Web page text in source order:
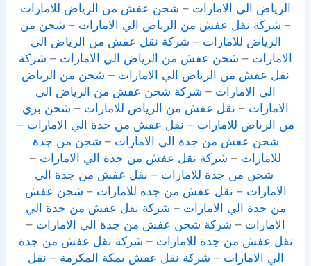
الرياض الي الامارات – شحن عفش من الرياض للامارات
– شركة نقل عفش من الرياض الي الامارات – شحن من
الرياض للامارات – شركة نقل عفش من الرياض الي
الامارات – شحن عفش من الرياض الي الامارات – شركة
نقل عفش من الرياض الي الامارات – شحن من الرياض
الي الامارات – شركة شحن عفش من الرياض الي
الامارات – نقل عفش من الرياض للامارات – شحن بري
من الرياض للامارات – نقل عفش من جدة الي الامارات –
شحن عفش من جدة الي الامارات – شحن من جدة
للامارات – شركة نقل عفش من جدة الي الامارات –
شحن من جدة للامارات – نقل عفش من جدة الي
الامارات – نقل عفش من جدة للامارات – شحن عفش
من جدة الي الامارات – شركة نقل عفش من جدة الي
الامارات – شركة شحن عفش من جدة الي الامارات –
نقل عفش من جدة للامارات – شركة نقل عفش من جدة
الي الامارات – شركة نقل عفش بمكة المكرمة – نقل